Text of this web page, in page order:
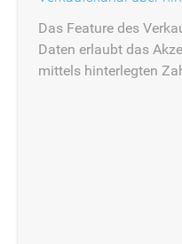
Das Feature des
Daten erlaubt das
mittels hinterlegten